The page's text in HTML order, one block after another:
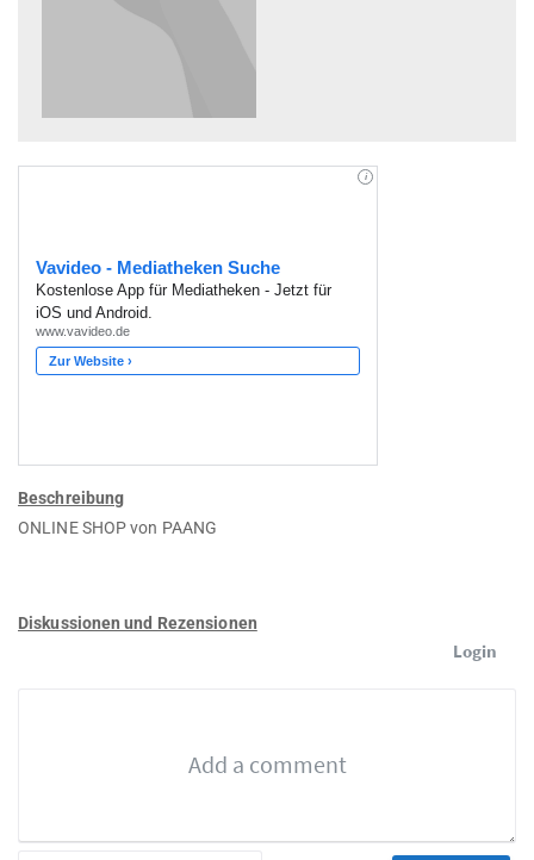
Beschreibung
ONLINE SHOP von PAANG
Diskussionen und Rezensionen
Login